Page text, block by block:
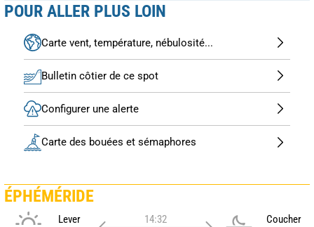
POUR ALLER PLUS LOIN
Carte vent, température, nébulosité...
Bulletin côtier de ce spot
Configurer une alerte
Carte des bouées et sémaphores
ÉPHÉMÉRIDE
Lever
14:32
Coucher